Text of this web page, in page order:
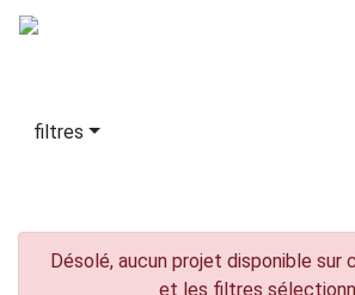
filtres
Désolé, aucun projet disponible sur
et les filtres